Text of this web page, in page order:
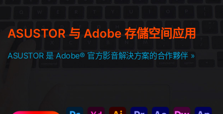
ASUSTOR 与 Adobe 存儲空间应用
ASUSTOR 是 Adobe® 官方影音解決方案的合作夥伴 »